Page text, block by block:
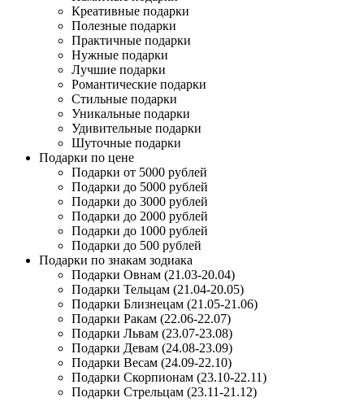
Креативные подарки
Полезные подарки
Практичные подарки
Нужные подарки
Лучшие подарки
Романтические подарки
Стильные подарки
Уникальные подарки
Удивительные подарки
Шуточные подарки
Подарки по цене
Подарки от 5000 рублей
Подарки до 5000 рублей
Подарки до 3000 рублей
Подарки до 2000 рублей
Подарки до 1000 рублей
Подарки до 500 рублей
Подарки по знакам зодиака
Подарки Овнам (21.03-20.04)
Подарки Тельцам (21.04-20.05)
Подарки Близнецам (21.05-21.06)
Подарки Ракам (22.06-22.07)
Подарки Львам (23.07-23.08)
Подарки Девам (24.08-23.09)
Подарки Весам (24.09-22.10)
Подарки Скорпионам (23.10-22.11)
Подарки Стрельцам (23.11-21.12)